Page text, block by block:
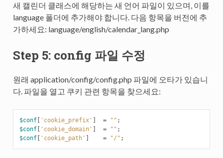
새 캘린더 클래스에 해당하는 새 언어 파일이 있으며, 이를
language 폴더에 추가해야 합니다. 다음 항목을 버전에 추
가하세요: language/english/calendar_lang.php
Step 5: config 파일 수정
원래 application/config/config.php 파일에 오타가 있습니
다. 파일을 열고 쿠키 관련 항목을 찾으세요:
$conf[ 'cookie_prefix' = "" ;
$conf[ 'cookie_domain' = "" ;
$conf[ 'cookie_path' = "/" ;